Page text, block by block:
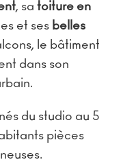
, sa toiture en
et ses belles
le bâtiment
dans son
du studio au 5
pièces